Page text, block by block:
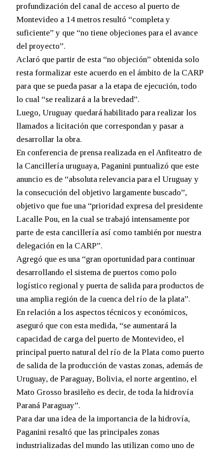
profundización del canal de acceso al puerto de
Montevideo a 14 metros resultó “completa y
suficiente” y que “no tiene objeciones para el avance
del proyecto”.
Aclaró que partir de esta “no objeción” obtenida solo
resta formalizar este acuerdo en el ámbito de la CARP
para que se pueda pasar a la etapa de ejecución, todo
lo cual “se realizará a la brevedad”.
Luego, Uruguay quedará habilitado para realizar los
llamados a licitación que correspondan y pasar a
desarrollar la obra.
En conferencia de prensa realizada en el Anfiteatro de
la Cancillería uruguaya, Paganini puntualizó que este
anuncio es de “absoluta relevancia para el Uruguay y
la consecución del objetivo largamente buscado”,
objetivo que fue una “prioridad expresa del presidente
Lacalle Pou, en la cual se trabajó intensamente por
parte de esta cancillería así como también por nuestra
delegación en la CARP”.
Agregó que es una “gran oportunidad para continuar
desarrollando el sistema de puertos como polo
logístico regional y puerta de salida para productos de
una amplia región de la cuenca del río de la plata”.
En relación a los aspectos técnicos y económicos,
aseguró que con esta medida, “se aumentará la
capacidad de carga del puerto de Montevideo, el
principal puerto natural del río de la Plata como puerto
de salida de la producción de vastas zonas, además de
Uruguay, de Paraguay, Bolivia, el norte argentino, el
Mato Grosso brasileño es decir, de toda la hidrovía
Paraná Paraguay”.
Para dar una idea de la importancia de la hidrovía,
Paganini resaltó que las principales zonas
industrializadas del mundo las utilizan como uno de